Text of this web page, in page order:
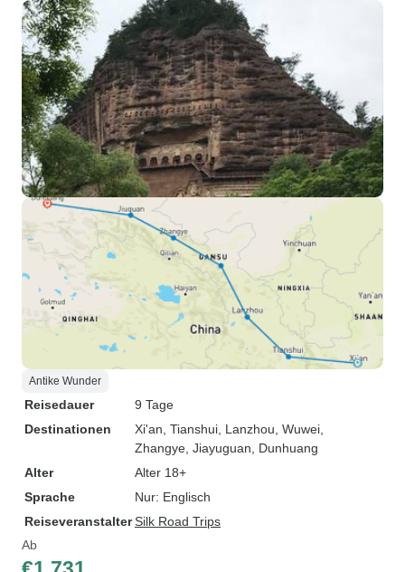
Antike Wunder
Reisedauer
9 Tage
Destinationen
Xi'an , Tianshui , Lanzhou , Wuwei
Zhangye , Jiayuguan , Dunhuang
Alter
Alter 18+
Sprache
Nur: Englisch
ReiseveranstalterSilk Road Trips
Ab